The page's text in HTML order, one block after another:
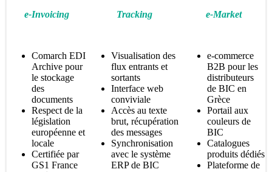
e-Invoicing
Comarch EDI
Archive pour
le stockage
des
documents
Respect de la
législation
européenne et
locale
Certifiée par
GS1 France
Tracking
Visualisation des
flux entrants et
sortants
Interface web
conviviale
Accès au texte
brut, récupération
des messages
Synchronisation
avec le système
ERP de BIC
e-Market
e-commerce
B2B pour les
distributeurs
de BIC en
Grèce
Portail aux
couleurs de
BIC
Catalogues
produits dédiés
Plateforme de